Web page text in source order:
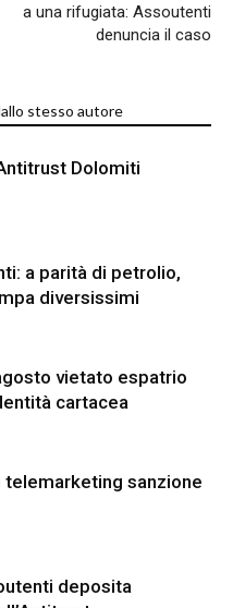
a una rifugiata: Assoutenti
denuncia il caso
stesso autore
Dolomiti
a parità di petrolio,
diversissimi
vietato espatrio
cartacea
sanzione
deposita